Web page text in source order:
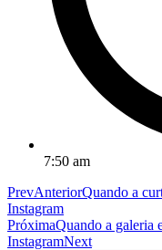
7:50 am
PrevAnteriorQuando a
Instagram
PróximaQuando a galeria
InstagramNext